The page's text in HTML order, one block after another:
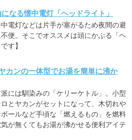
なる懐中電灯「ヘッドライト」
中電灯などは片手が塞がるため夜間の避
便。そこでオススメは頭にかぶる「ヘ
す】
カンの一体型でお湯を簡単に沸か
派には馴染みの「ケリーケトル」。小型
とヤカンがセットになって、木切れや
ールなど手頃な「燃えるもの」を燃料
が無くてもお湯が沸かせる便利アイテ